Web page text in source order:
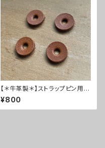
【＊牛革製＊】ストラップピン用レ
ザークッション＊ブラウン【4枚セ
ット】
¥800